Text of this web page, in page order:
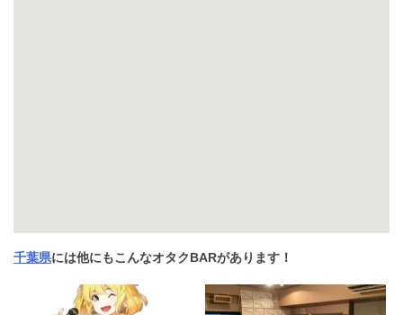
千葉県には他にもこんなオタクBARがあります！